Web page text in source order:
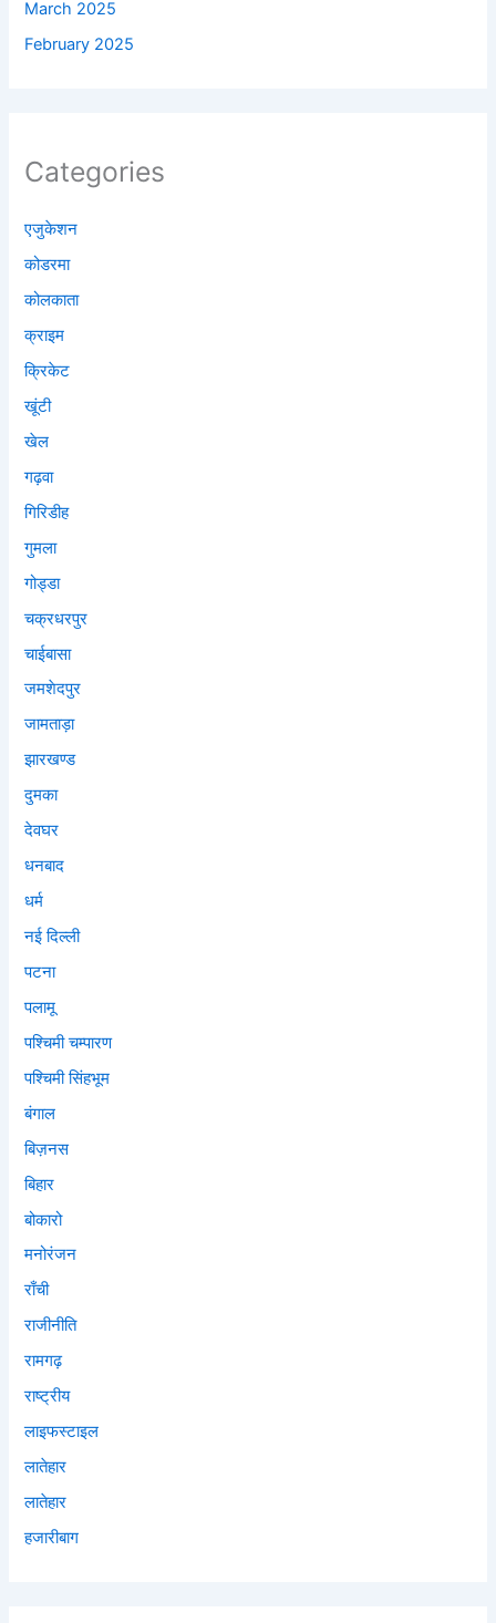
March 2025
February 2025
Categories
एजुकेशन
कोडरमा
कोलकाता
क्राइम
क्रिकेट
खूंटी
खेल
गढ़वा
गिरिडीह
गुमला
गोड्डा
चक्रधरपुर
चाईबासा
जमशेदपुर
जामताड़ा
झारखण्ड
दुमका
देवघर
धनबाद
धर्म
नई दिल्ली
पटना
पलामू
पश्चिमी चम्पारण
पश्चिमी सिंहभूम
बंगाल
बिज़नस
बिहार
बोकारो
मनोरंजन
राँची
राजीनीति
रामगढ़
राष्ट्रीय
लाइफस्टाइल
लातेहार
लातेहार
हजारीबाग